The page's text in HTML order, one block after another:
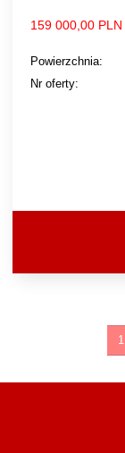
159 000,00 PLN
Powierzchnia:
Nr oferty:
1